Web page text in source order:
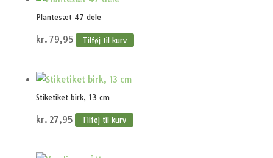
Plantesæt 47 dele
kr. 79,95 Tilføj til kurv
Stiketiket birk, 13 cm
kr. 27,95 Tilføj til kurv